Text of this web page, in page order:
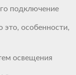
подключение
это, особенности,
освещения